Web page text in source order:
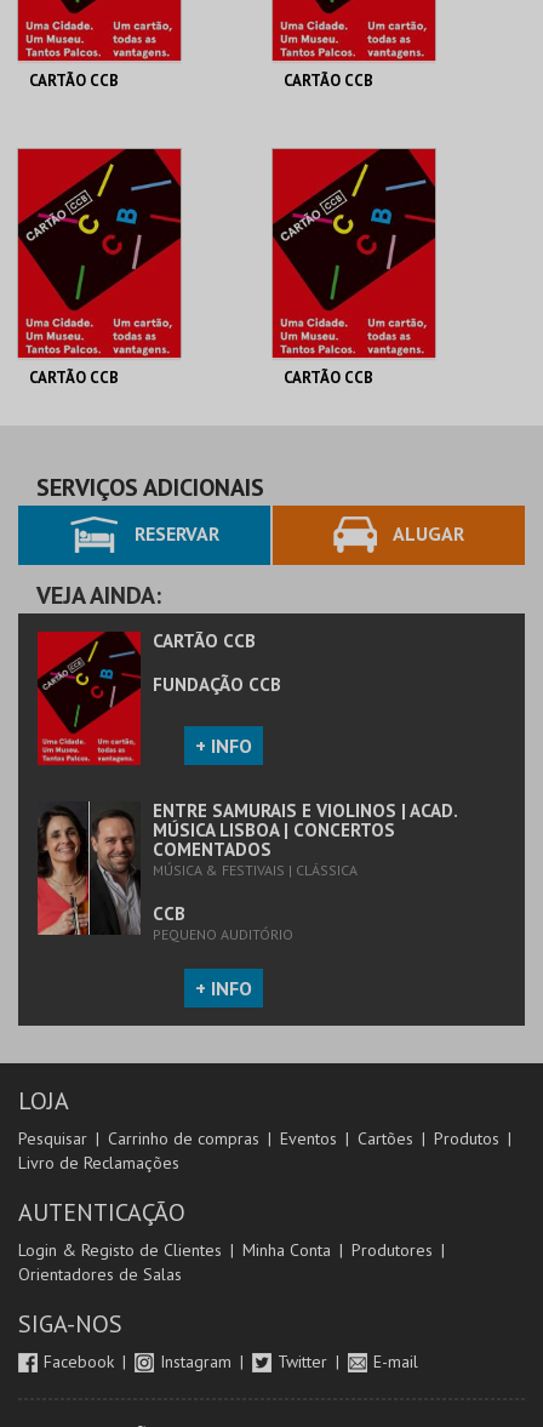
CARTÃO CCB
UNO | ANUAL
MAIS INFO
COMPRAR
CARTÃO CCB
<25 | ANUAL
MAIS INFO
COMPRAR
CARTÃO CCB
>65 | ANUAL
MAIS INFO
COMPRAR
CARTÃO CCB
MAIS INFO
SERVIÇOS ADICIONAIS
RESERVAR ALUGAR
VEJA AINDA:
CARTÃO CCB
FUNDAÇÃO CCB
+ INFO
ENTRE SAMURAIS E VIOLINOS | ACAD.
MÚSICA LISBOA | CONCERTOS
COMENTADOS
MÚSICA & FESTIVAIS | CLÁSSICA
CCB
PEQUENO AUDITÓRIO
+ INFO
LOJA
Pesquisar Carrinho de compras Eventos Cartões
Produtos
Livro de Reclamações
AUTENTICAÇÃO
Login & Registo de Clientes Minha Conta
Produtores
Orientadores de Salas
SIGA-NOS
Facebook Instagram Twitter E-mail